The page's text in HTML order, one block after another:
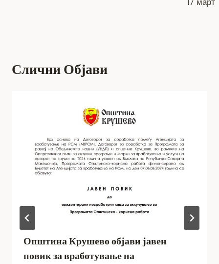
17 март
Слични Објави
Општина Крушево објави јавен
повик за вработување на